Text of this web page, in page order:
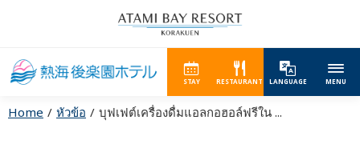
STAY RESTAURANT LANGUAGE MENU
Home หัวข้อ บุฟเฟต์เครื่องดื่มแอลกอฮอล์ฟรีใน ...